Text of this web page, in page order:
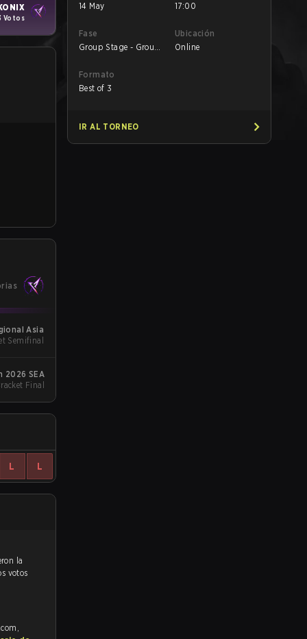
Votos
PGL Wallachia Season 7 Regional Asia
Semifinal
2026 SEA
Final
L L
votos
14 May
17:00
Fase
Group Stage - Group
Ubicación
Online
Formato
Best of 3
IR AL TORNEO